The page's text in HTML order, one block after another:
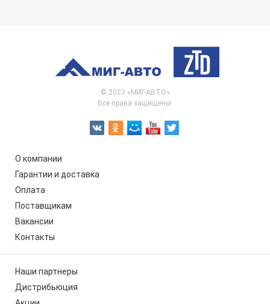
© 2023 «МИГ-АВТО»
Все права защищены.
О компании
Гарантии и доставка
Оплата
Поставщикам
Вакансии
Контакты
Наши партнеры
Дистрибьюция